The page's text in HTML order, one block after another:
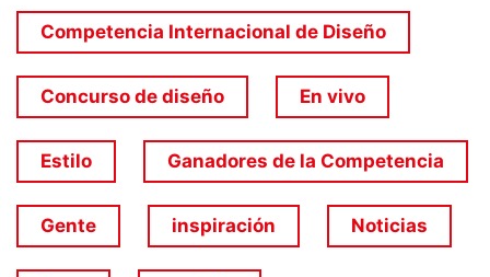
Competencia Internacional de Diseño
Concurso de diseño En vivo
Estilo Ganadores de la Competencia
Gente inspiración Noticias